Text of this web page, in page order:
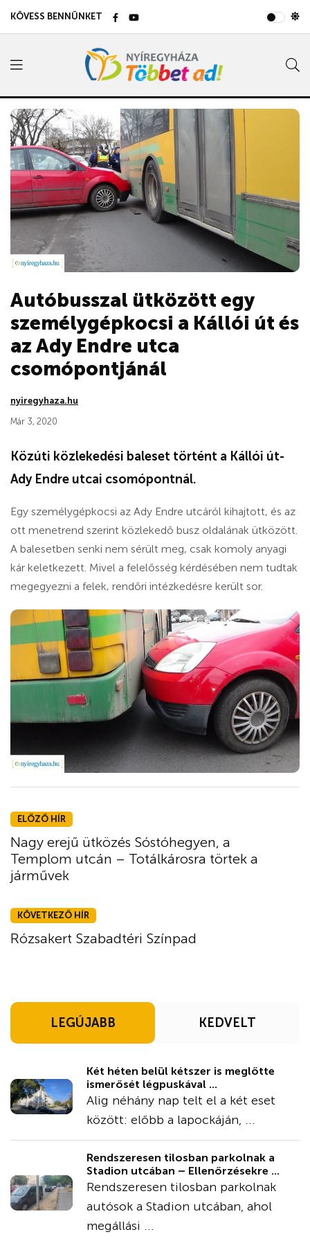
KÖVESS BENNÜNKET
Autóbusszal ütközött egy
személygépkocsi a Kállói út és
az Ady Endre utca
csomópontjánál
nyiregyhaza.hu
Már 3, 2020
Közúti közlekedési baleset történt a Kállói út-
Ady Endre utcai csomópontnál.
Egy személygépkocsi az Ady Endre utcáról kihajtott, és az
ott menetrend szerint közlekedő busz oldalának ütközött.
A balesetben senki nem sérült meg, csak komoly anyagi
kár keletkezett. Mivel a felelősség kérdésében nem tudtak
megegyezni a felek, rendőri intézkedésre került sor.
ELŐZŐ HÍR
Nagy erejű ütközés Sóstóhegyen, a
Templom utcán – Totálkárosra törtek a
járművek
KÖVETKEZŐ HÍR
Rózsakert Szabadtéri Színpad
LEGÚJABB KEDVELT
Két héten belül kétszer is meglőtte
ismerősét légpuskával ...
Alig néhány nap telt el a két eset
között: előbb a lapockáján, ...
Rendszeresen tilosban parkolnak a
Stadion utcában – Ellenőrzésekre ...
Rendszeresen tilosban parkolnak
autósok a Stadion utcában, ahol
megállási ...